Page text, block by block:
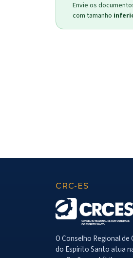
Envie os
com tamanho
CRC-ES
O Conselho Regional de
do Espírito Santo atua